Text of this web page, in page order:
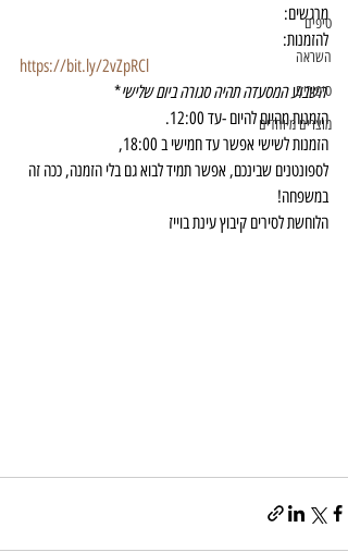
טיפים
השראה
סיפורים
מוצרים מיוחדים
מרגשים:
להזמנות:
https://bit.ly/2vZpRCl
השבוע המסעדה תהיה סגורה ביום שלישי
*
הזמנות מהיום להיום -עד 12:00.
הזמנות לשישי אפשר עד חמישי ב 18:00,
לספונטנים שבינכם, אפשר תמיד לבוא גם בלי הזמנה, ככה זה
במשפחה!
הלוחשת לסירים קיבוץ עינת בוייז